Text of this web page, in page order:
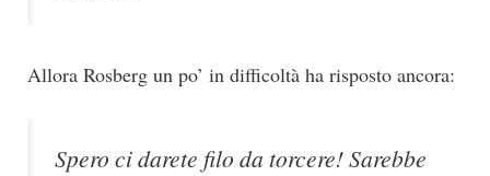
Allora Rosberg un po’ in difficoltà ha risposto ancora:
Spero ci darete filo da torcere! Sarebbe